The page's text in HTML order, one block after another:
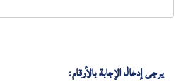
يرجى إدخال الإجابة بالأرقام: